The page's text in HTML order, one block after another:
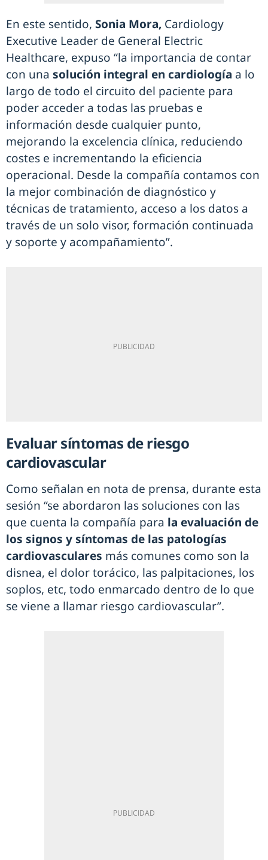
En este sentido, Sonia Mora, Cardiology
Executive Leader de General Electric
Healthcare, expuso “la importancia de contar
con una solución integral en cardiología a lo
largo de todo el circuito del paciente para
poder acceder a todas las pruebas e
información desde cualquier punto,
mejorando la excelencia clínica, reduciendo
costes e incrementando la eficiencia
operacional. Desde la compañía contamos con
la mejor combinación de diagnóstico y
técnicas de tratamiento, acceso a los datos a
través de un solo visor, formación continuada
y soporte y acompañamiento”.
Evaluar síntomas de riesgo
cardiovascular
Como señalan en nota de prensa, durante esta
sesión “se abordaron las soluciones con las
que cuenta la compañía para la evaluación de
los signos y síntomas de las patologías
cardiovasculares más comunes como son la
disnea, el dolor torácico, las palpitaciones, los
soplos, etc, todo enmarcado dentro de lo que
se viene a llamar riesgo cardiovascular”.